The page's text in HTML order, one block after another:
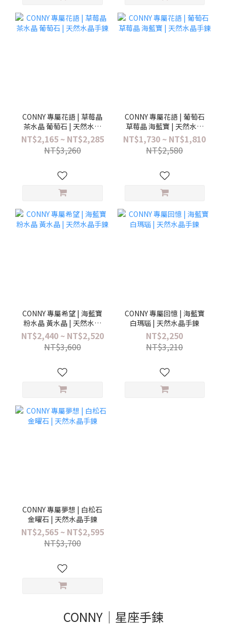
CONNY 專屬花語 | 草莓晶
茶水晶 葡萄石 | 天然水晶
手鍊
NT$2,165 ~ NT$2,285
NT$3,260
CONNY 專屬花語 | 葡萄石
草莓晶 海藍寶 | 天然水晶
手鍊
NT$1,730 ~ NT$1,810
NT$2,580
CONNY 專屬希望 | 海藍寶
粉水晶 黃水晶 | 天然水晶
手鍊
NT$2,440 ~ NT$2,520
NT$3,600
CONNY 專屬回憶 | 海藍寶
白瑪瑙 | 天然水晶手鍊
NT$2,250
NT$3,210
CONNY 專屬夢想 | 白松石
金曜石 | 天然水晶手鍊
NT$2,565 ~ NT$2,595
NT$3,700
CONNY｜星座手鍊